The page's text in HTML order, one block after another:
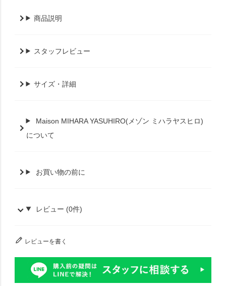
商品説明
スタッフレビュー
サイズ・詳細
Maison MIHARA YASUHIRO(メゾン ミハラヤスヒロ)
について
お買い物の前に
レビュー (0件)
レビューを書く